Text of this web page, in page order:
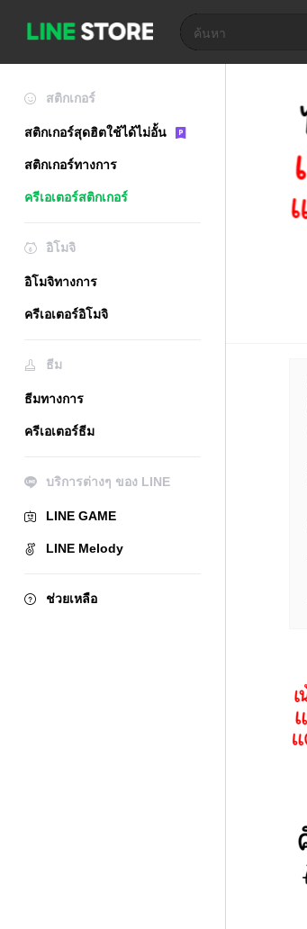
สติกเกอร์
สติกเกอร์สุดฮิตใช้ได้ไม่อั้น
สติกเกอร์ทางการ
ครีเอเตอร์สติกเกอร์
อิโมจิ
อิโมจิทางการ
ครีเอเตอร์อิโมจิ
ธีม
ธีมทางการ
ครีเอเตอร์ธีม
บริการต่างๆ ของ LINE
LINE GAME
LINE Melody
ช่วยเหลือ